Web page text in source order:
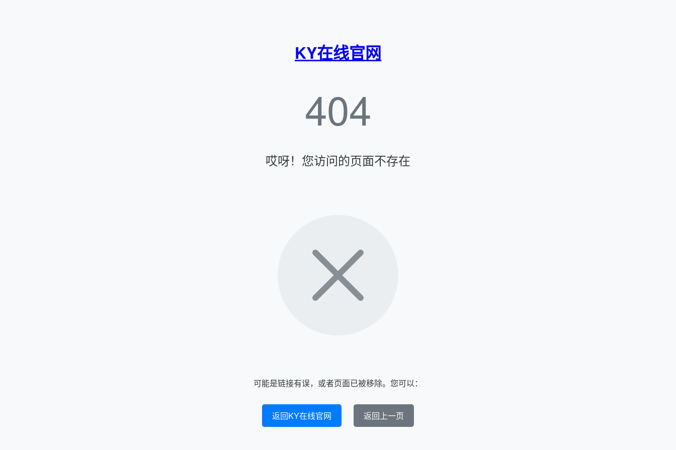
KY在线官网
404
哎呀！您访问的页面不存在
可能是链接有误，或者页面已被移除。您可以：
返回KY在线官网 返回上一页